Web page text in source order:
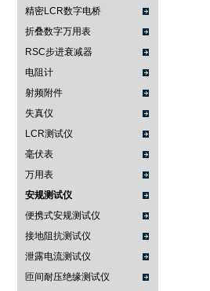
精密LCR数字电桥
折叠数字万用表
RSC步进衰减器
电阻计
射频附件
失真仪
LCR测试仪
毫伏表
万用表
安规测试仪
便携式安规测试仪
接地阻抗测试仪
泄露电流测试仪
匝间耐压绝缘测试仪